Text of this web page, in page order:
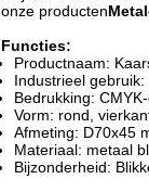
onze producten
Functies:
Productnaam:
Industrieel
Bedrukking:
Vorm: rond,
Afmeting: D70x45
Materiaal: metaal
Bijzonderheid: